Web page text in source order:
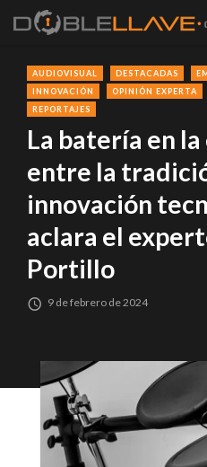
AUDIOVISUAL DESTACADAS
INNOVACIÓN
OPINIÓN EXPERTA
REPORTAJES
La batería en
entre la
innovación
aclara el
Portillo
9 de febrero de 2024